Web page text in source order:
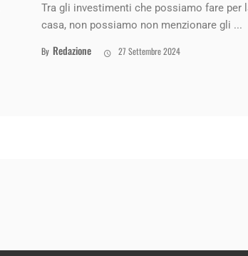
Tra gli investimenti che possiamo fare per
casa, non possiamo non menzionare gli ...
By Redazione 27 Settembre 2024